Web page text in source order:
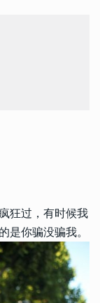
狂过，有时候我
是你骗没骗我。